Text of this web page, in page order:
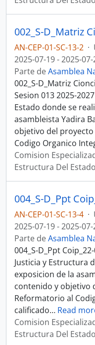
AN-CEP-01-SC-13-2 ·
2025-07-19 - 2025-
Parte deAsamblea
002_S-D_Matriz
Sesion 013 2025-
Estado donde se
asambleista Yadira
objetivo del
Codigo Organico
Comision
Estructura Del Estado
AN-CEP-01-SC-13-4 ·
2025-07-19 - 2025-
Parte deAsamblea
004_S-D_Ppt
Justicia y Estructura
exposicion de la
contenido y objetivo
Reformatorio al
calificado… Read
Comision
Estructura Del Estado